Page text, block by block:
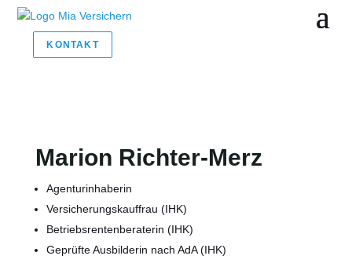
KONTAKT
Marion Richter-Merz
Agenturinhaberin
Versicherungskauffrau (IHK)
Betriebsrentenberaterin (IHK)
Geprüfte Ausbilderin nach AdA (IHK)